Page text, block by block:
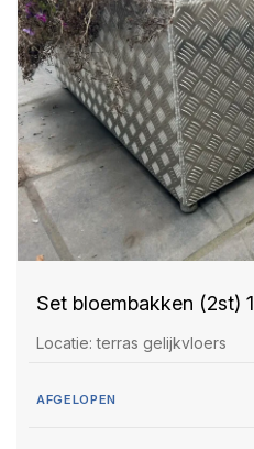
Set bloembakken (2st)
Locatie: terras gelijkvloers
AFGELOPEN